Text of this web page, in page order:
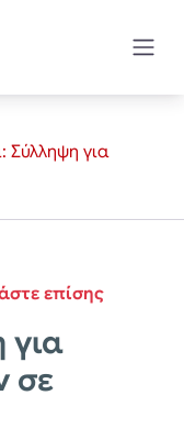
Σύλληψη για
επίσης
για
σε